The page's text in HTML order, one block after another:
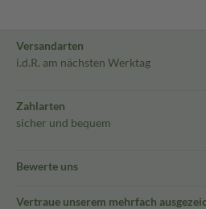
Versandarten
i.d.R. am nächsten Werktag
Zahlarten
sicher und bequem
Bewerte uns
Vertraue unserem mehrfach